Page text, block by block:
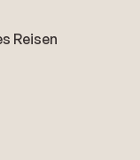
Reisen